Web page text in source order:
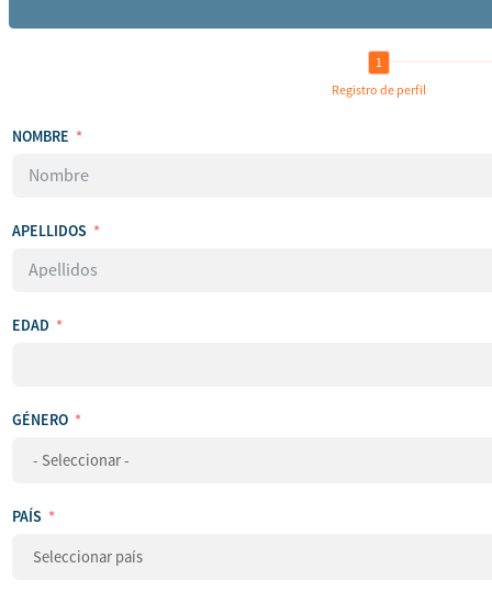
Registro de perfil
NOMBRE
APELLIDOS
EDAD
GÉNERO
PAÍS